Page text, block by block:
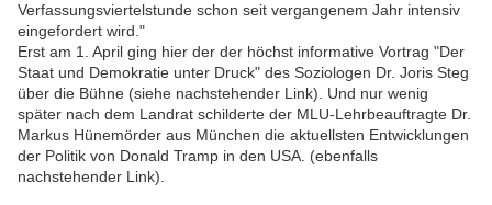
Verfassungsviertelstunde schon seit vergangenem Jahr intensiv
eingefordert wird."
Erst am 1. April ging hier der der höchst informative Vortrag "Der
Staat und Demokratie unter Druck" des Soziologen Dr. Joris Steg
über die Bühne (siehe nachstehender Link). Und nur wenig
später nach dem Landrat schilderte der MLU-Lehrbeauftragte Dr.
Markus Hünemörder aus München die aktuellsten Entwicklungen
der Politik von Donald Tramp in den USA. (ebenfalls
nachstehender Link).